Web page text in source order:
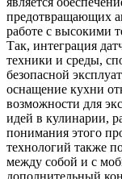
предотвращающих
работе с высокими
Так, интеграция
техники и среды,
безопасной
оснащение кухни
возможности для
идей в кулинарии,
понимания этого
технологий также
между собой и с